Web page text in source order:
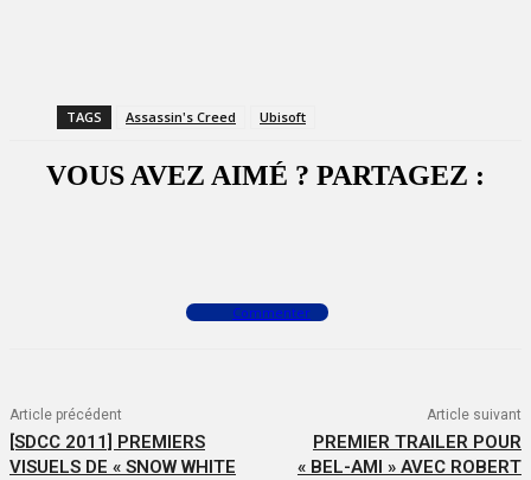
TAGS Assassin's Creed Ubisoft
VOUS AVEZ AIMÉ ? PARTAGEZ :
Commenter
Article précédent
[SDCC 2011] PREMIERS
VISUELS DE « SNOW WHITE
Article suivant
PREMIER TRAILER POUR
« BEL-AMI » AVEC ROBERT